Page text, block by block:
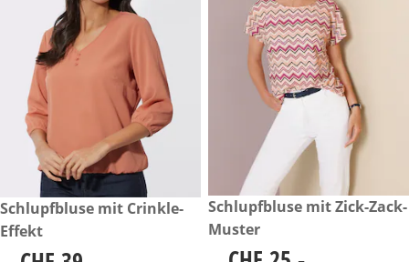
CHF 39.-
Schlupfbluse mit Crinkle-
Effekt
CHF 39.-
CHF 25.-
Schlupfbluse mit Zick-Zack-
Muster
CHF 25.-